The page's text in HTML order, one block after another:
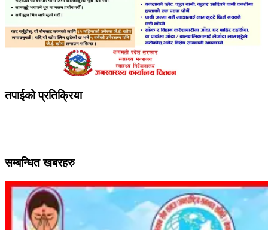
तपाईको प्रतिक्रिया
सम्बन्धित खबरहरु